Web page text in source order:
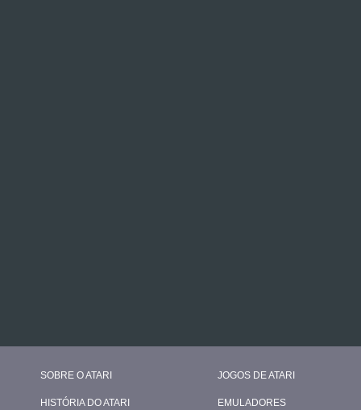
SOBRE O ATARI
HISTÓRIA DO ATARI
JOGOS DE ATARI
EMULADORES